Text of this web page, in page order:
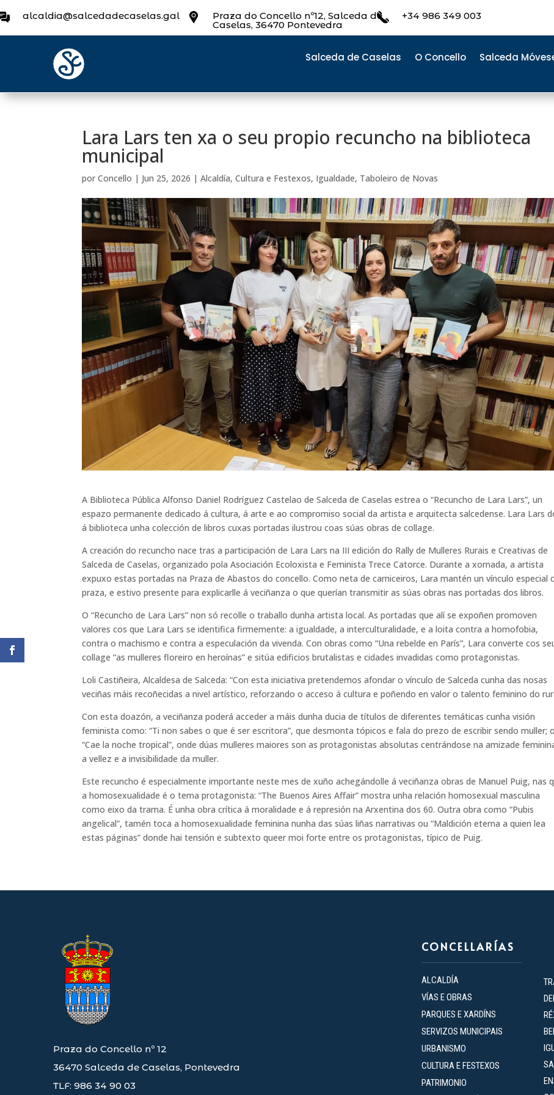
alcaldia@salcedadecaselas.gal Praza do Concello nº12, Salceda de
Caselas, 36470 Pontevedra
+34 986 349 003
Salceda de Caselas O Concello Salceda
Lara Lars ten xa o seu propio recuncho na biblioteca
municipal
porConcello | Jun 25, 2026 |Alcaldía,Cultura e Festexos, Igualdade, Taboleiro de Novas
A Biblioteca Pública Alfonso Daniel Rodríguez Castelao de Salceda de Caselas estrea o “Recuncho de Lara Lars”, un
espazo permanente dedicado á cultura, á arte e ao compromiso social da artista e arquitecta salcedense. Lara Lars
á biblioteca unha colección de libros cuxas portadas ilustrou coas súas obras de collage.
A creación do recuncho nace tras a participación de Lara Lars na III edición do Rally de Mulleres Rurais e Creativas de
Salceda de Caselas, organizado pola Asociación Ecoloxista e Feminista Trece Catorce. Durante a xornada, a artista
expuxo estas portadas na Praza de Abastos do concello. Como neta de carniceiros, Lara mantén un vínculo especial
praza, e estivo presente para explicarlle á veciñanza o que querían transmitir as súas obras nas portadas dos libros.
O “Recuncho de Lara Lars” non só recolle o traballo dunha artista local. As portadas que alí se expoñen promoven
valores cos que Lara Lars se identifica firmemente: a igualdade, a interculturalidade, e a loita contra a homofobia,
contra o machismo e contra a especulación da vivenda. Con obras como “Una rebelde en París”, Lara converte cos
collage “as mulleres floreiro en heroínas” e sitúa edificios brutalistas e cidades invadidas como protagonistas.
Loli Castiñeira, Alcaldesa de Salceda: “Con esta iniciativa pretendemos afondar o vínculo de Salceda cunha das nosas
veciñas máis recoñecidas a nivel artístico, reforzando o acceso á cultura e poñendo en valor o talento feminino do
Con esta doazón, a veciñanza poderá acceder a máis dunha ducia de títulos de diferentes temáticas cunha visión
feminista como: “Ti non sabes o que é ser escritora”, que desmonta tópicos e fala do prezo de escribir sendo muller;
“Cae la noche tropical”, onde dúas mulleres maiores son as protagonistas absolutas centrándose na amizade
a vellez e a invisibilidade da muller.
Este recuncho é especialmente importante neste mes de xuño achegándolle á veciñanza obras de Manuel Puig, nas
a homosexualidade é o tema protagonista: “The Buenos Aires Affair” mostra unha relación homosexual masculina
como eixo da trama. É unha obra crítica á moralidade e á represión na Arxentina dos 60. Outra obra como “Pubis
angelical”, tamén toca a homosexualidade feminina nunha das súas liñas narrativas ou “Maldición eterna a quien lea
estas páginas” donde hai tensión e subtexto queer moi forte entre os protagonistas, típico de Puig.
Praza do Concello nº 12
36470 Salceda de Caselas, Pontevedra
TLF: 986 34 90 03
CONCELLARÍAS
ALCALDÍA
VÍAS E OBRAS
PARQUES E XARDÍNS
SERVIZOS MUNICIPAIS
URBANISMO
CULTURA E FESTEXOS
PATRIMONIO